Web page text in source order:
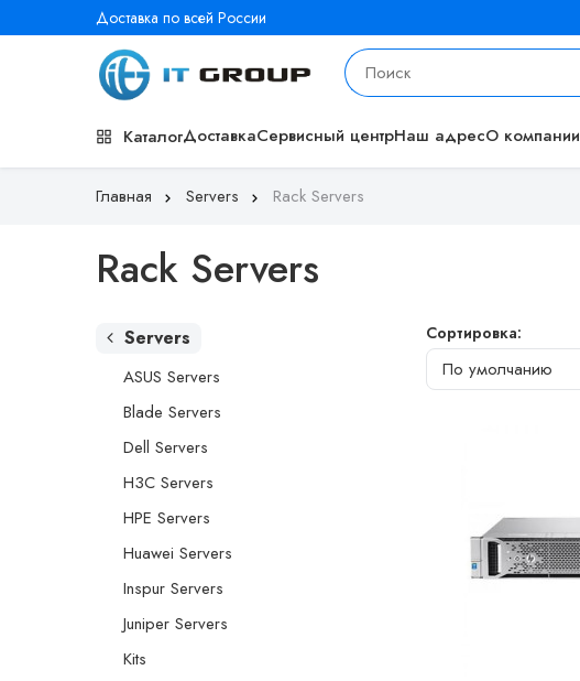
Доставка по всей России
КаталогДоставкаСервисный центрНаш адресО компании
Главная Servers Rack Servers
Rack Servers
Servers
ASUS Servers
Blade Servers
Dell Servers
H3C Servers
HPE Servers
Huawei Servers
Inspur Servers
Juniper Servers
Kits
Сортировка: